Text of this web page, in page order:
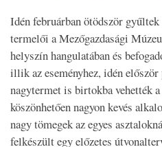
Idén februárban ötödször
termelői a Mezőgazdasági
helyszín hangulatában és
illik az eseményhez, idén
nagytermet is birtokba vehették
köszönhetően nagyon kevés
nagy tömegek az egyes
felkészült egy előzetes